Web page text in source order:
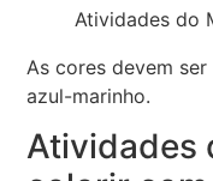
Atividades do
As cores devem
azul-marinho.
Atividades